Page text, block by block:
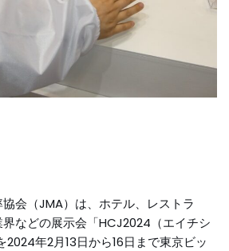
会（JMA）は、ホテル、レストラ
などの展示会「HCJ2024（エイチシ
年2月13日から16日まで東京ビッ